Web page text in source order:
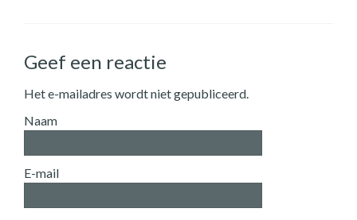
Geef een reactie
Het e-mailadres wordt niet gepubliceerd.
Naam
E-mail